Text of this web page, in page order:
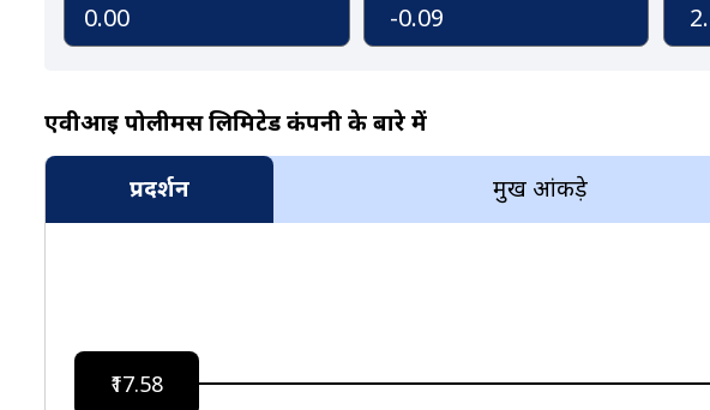
0.00 -0.09
एवीआइ पोलीमर्स लिमिटेड कंपनी के बारे में
प्रदर्शन प्रमुख आंकड़े
₹17.58